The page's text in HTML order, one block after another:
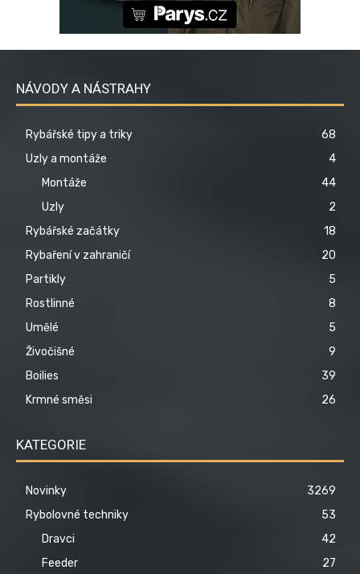
NÁVODY A NÁSTRAHY
Rybářské tipy a triky
68
Uzly a montáže
4
Montáže
44
Uzly
2
Rybářské začátky
18
Rybaření v zahraničí
20
Partikly
5
Rostlinné
8
Umělé
5
Živočišné
9
Boilies
39
Krmné směsi
26
KATEGORIE
Novinky
3269
Rybolovné techniky
53
Dravci
42
Feeder
27